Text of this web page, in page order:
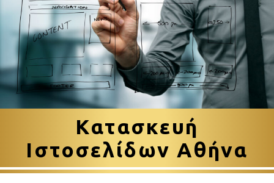
Κατασκευή
Ιστοσελίδων Αθήνα